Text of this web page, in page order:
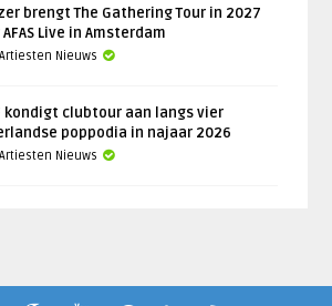
brengt The Gathering Tour in 2027
Live in Amsterdam
Artiesten Nieuws
kondigt clubtour aan langs vier
poppodia in najaar 2026
Artiesten Nieuws